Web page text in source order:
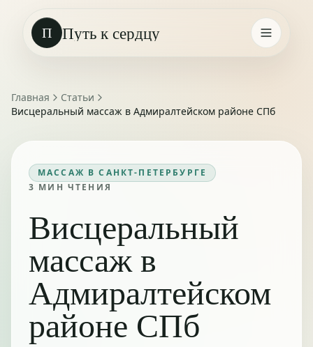
П Путь к сердцу
Главная
Статьи
Висцеральный массаж в Адмиралтейском районе СПб
МАССАЖ В САНКТ-ПЕТЕРБУРГЕ
3 МИН ЧТЕНИЯ
Висцеральный
массаж в
Адмиралтейском
районе СПб